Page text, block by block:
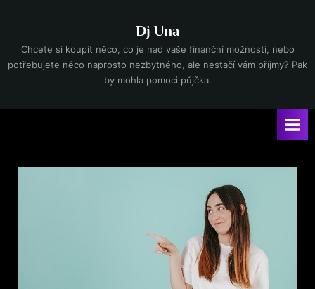
content
Dj Una
Chcete si koupit něco, co je nad vaše finanční možnosti, nebo
potřebujete něco naprosto nezbytného, ale nestačí vám příjmy? Pak
by mohla pomoci půjčka.